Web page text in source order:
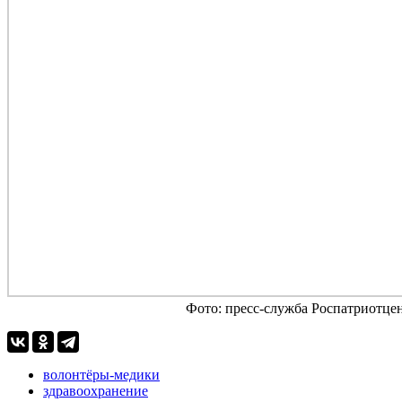
Фото: пресс-служба
волонтёры-медики
здравоохранение